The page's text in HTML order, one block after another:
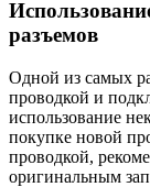
разъемов
Одной из самых
проводкой и
использование
покупке новой
проводкой,
оригинальным